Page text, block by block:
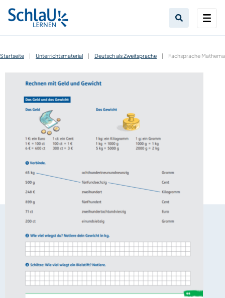
Startseite | Unterrichtsmaterial | Deutsch als Zweitsprache | Fachsprache